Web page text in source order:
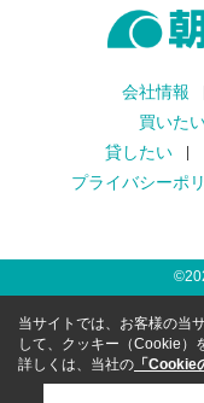
会社情報
買いた
貸したい
プライバシーポ
©
当サイトでは、お客様の当
して、クッキー（Cookie）
詳しくは、当社の 「Cookie